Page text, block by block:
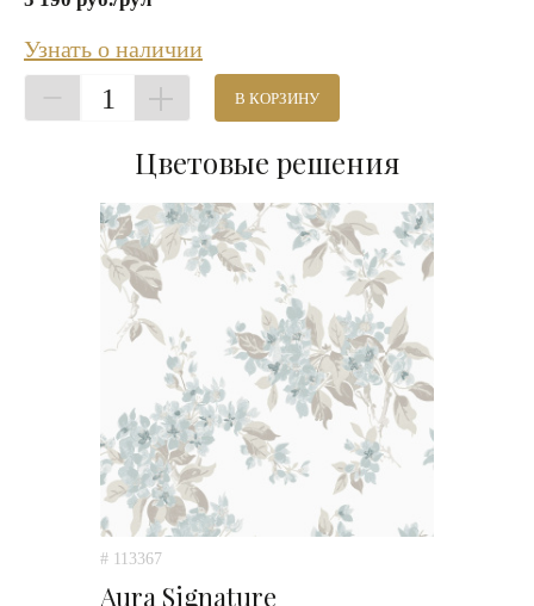
Узнать о наличии
1 В КОРЗИНУ
Цветовые решения
# 113367
Aura Signature